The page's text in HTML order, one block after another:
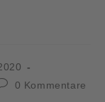
0 Kommentare